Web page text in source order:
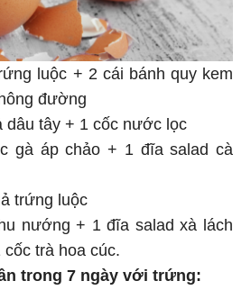
luộc + 2 cái bánh quy kem
đường
dâu tây + 1 cốc nước lọc
gà áp chảo + 1 đĩa salad cà
trứng luộc
nướng + 1 đĩa salad xà lách
trà hoa cúc.
trong 7 ngày với trứng: